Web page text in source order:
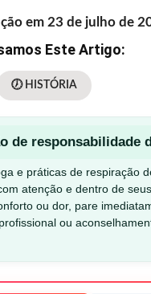
em 23 de julho de
Este Artigo:
🕖 HISTÓRIA
de responsabilidade
e práticas de respiração
atenção e dentro de
ou dor, pare
ou